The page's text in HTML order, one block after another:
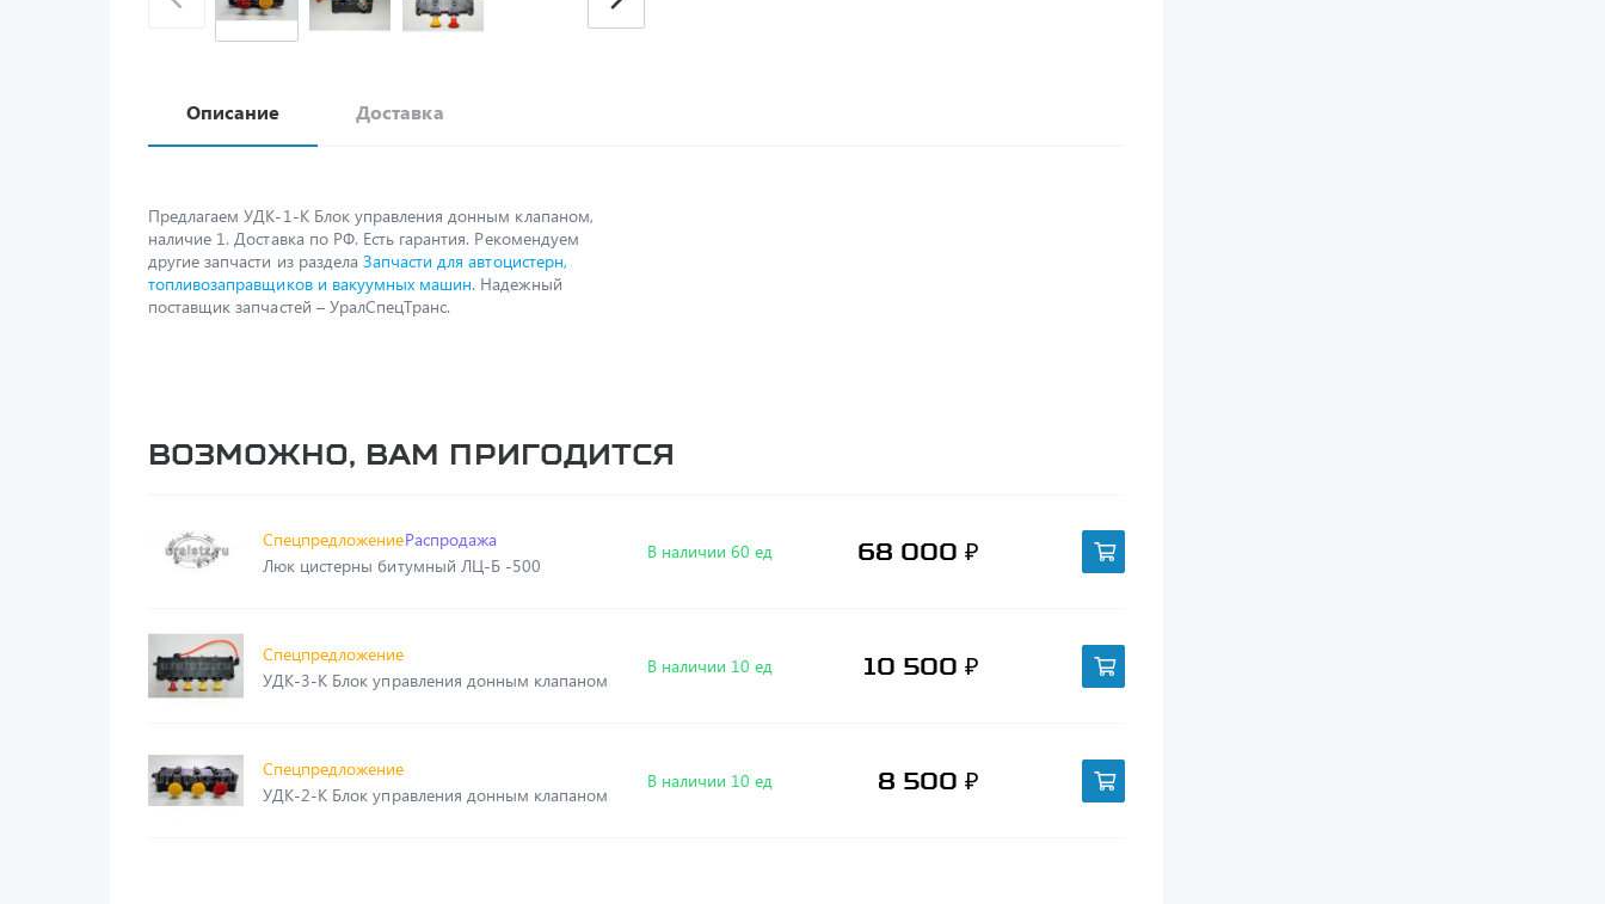
Описание Доставка
Предлагаем УДК-1-K Блок управления донным клапаном,
наличие 1. Доставка по РФ. Есть гарантия. Рекомендуем
другие запчасти из раздела Запчасти для автоцистерн,
топливозаправщиков и вакуумных машин. Надежный
поставщик запчастей – УралСпецТранс.
Возможно, вам пригодится
СпецпредложениеРаспродажа
Люк цистерны битумный ЛЦ-Б -500
В наличии 60 ед 68 000 ₽
Спецпредложение
УДК-3-K Блок управления донным клапаном
В наличии 10 ед 10 500 ₽
Спецпредложение
УДК-2-K Блок управления донным клапаном
В наличии 10 ед 8 500 ₽